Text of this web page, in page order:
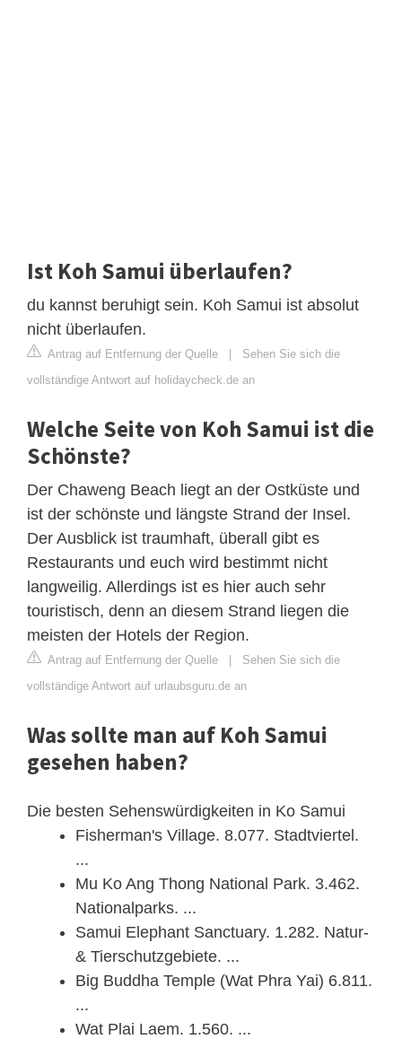
Ist Koh Samui überlaufen?
du kannst beruhigt sein. Koh Samui ist absolut
nicht überlaufen.
Antrag auf Entfernung der Quelle | Sehen Sie sich die
vollständige Antwort auf holidaycheck.de an
Welche Seite von Koh Samui ist die
Schönste?
Der Chaweng Beach liegt an der Ostküste und
ist der schönste und längste Strand der Insel.
Der Ausblick ist traumhaft, überall gibt es
Restaurants und euch wird bestimmt nicht
langweilig. Allerdings ist es hier auch sehr
touristisch, denn an diesem Strand liegen die
meisten der Hotels der Region.
Antrag auf Entfernung der Quelle | Sehen Sie sich die
vollständige Antwort auf urlaubsguru.de an
Was sollte man auf Koh Samui
gesehen haben?
Die besten Sehenswürdigkeiten in Ko Samui
Fisherman's Village. 8.077. Stadtviertel.
...
Mu Ko Ang Thong National Park. 3.462.
Nationalparks. ...
Samui Elephant Sanctuary. 1.282. Natur-
& Tierschutzgebiete. ...
Big Buddha Temple (Wat Phra Yai) 6.811.
...
Wat Plai Laem. 1.560. ...